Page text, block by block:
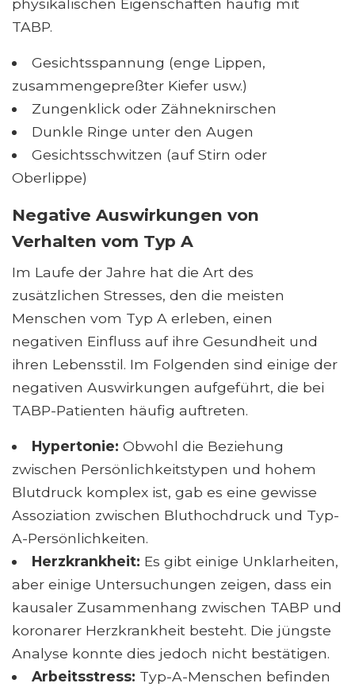
physikalischen Eigenschaften häufig mit
TABP.
Gesichtsspannung (enge Lippen,
zusammengepreßter Kiefer usw.)
Zungenklick oder Zähneknirschen
Dunkle Ringe unter den Augen
Gesichtsschwitzen (auf Stirn oder
Oberlippe)
Negative Auswirkungen von
Verhalten vom Typ A
Im Laufe der Jahre hat die Art des
zusätzlichen Stresses, den die meisten
Menschen vom Typ A erleben, einen
negativen Einfluss auf ihre Gesundheit und
ihren Lebensstil. Im Folgenden sind einige der
negativen Auswirkungen aufgeführt, die bei
TABP-Patienten häufig auftreten.
Hypertonie: Obwohl die Beziehung
zwischen Persönlichkeitstypen und hohem
Blutdruck komplex ist, gab es eine gewisse
Assoziation zwischen Bluthochdruck und Typ-
A-Persönlichkeiten.
Herzkrankheit: Es gibt einige Unklarheiten,
aber einige Untersuchungen zeigen, dass ein
kausaler Zusammenhang zwischen TABP und
koronarer Herzkrankheit besteht. Die jüngste
Analyse konnte dies jedoch nicht bestätigen.
Arbeitsstress: Typ-A-Menschen befinden